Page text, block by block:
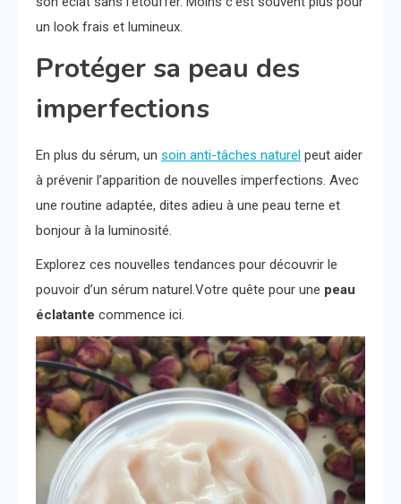
un look frais et lumineux.
Protéger sa peau des
imperfections
En plus du sérum, un soin anti-tâches naturel peut aider
à prévenir l’apparition de nouvelles imperfections. Avec
une routine adaptée, dites adieu à une peau terne et
bonjour à la luminosité.
Explorez ces nouvelles tendances pour découvrir le
pouvoir d’un sérum naturel.Votre quête pour une peau
éclatante commence ici.